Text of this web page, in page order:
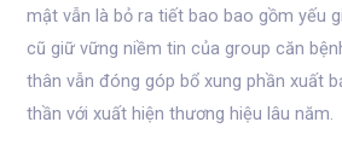
mật vẫn là bỏ ra tiết bao bao gồm yếu
cũ giữ vững niềm tin của group căn
thân vẫn đóng góp bổ xung phần xuất
thần với xuất hiện thương hiệu lâu năm.